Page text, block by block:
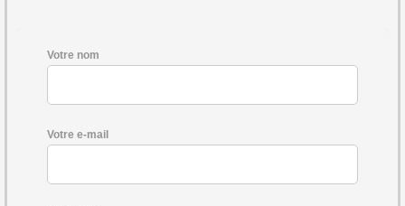
Votre nom
Votre e-mail